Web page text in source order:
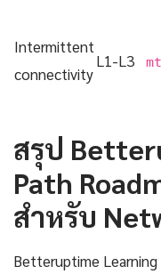
Intermittent
connectivity
L1-L3
สรุป
Path
สำหรับ
Betteruptime